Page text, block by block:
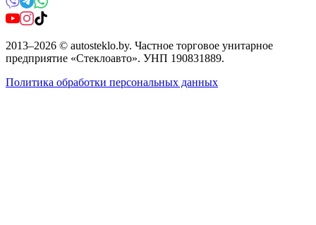
2013–2026 © autosteklo.by. Частное торговое унитарное
предприятие «Стеклоавто». УНП 190831889.
Политика обработки персональных данных